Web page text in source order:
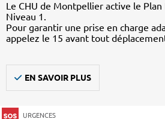
Le CHU de Montpellier active le
Niveau 1.
Pour garantir une prise en charge
appelez le 15 avant tout
EN SAVOIR PLUS
URGENCES